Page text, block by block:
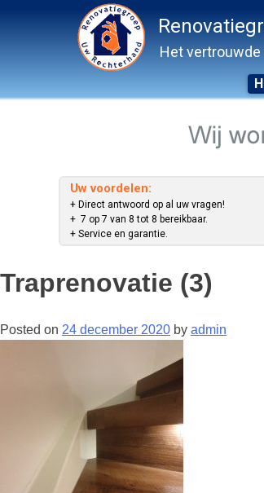
Het
Uw voordelen:
+ Direct antwoord op al uw vragen!
+ 7 op 7 van 8 tot 8 bereikbaar.
+ Service en garantie.
Traprenovatie (3)
Posted on 24 december 2020 by admin